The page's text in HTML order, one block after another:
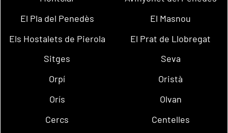
El Pla del Penedès
El Masnou
Els Hostalets de Pierola
El Prat de Llobregat
Sitges
Seva
Orpí
Oristà
Orís
Olvan
Cercs
Centelles